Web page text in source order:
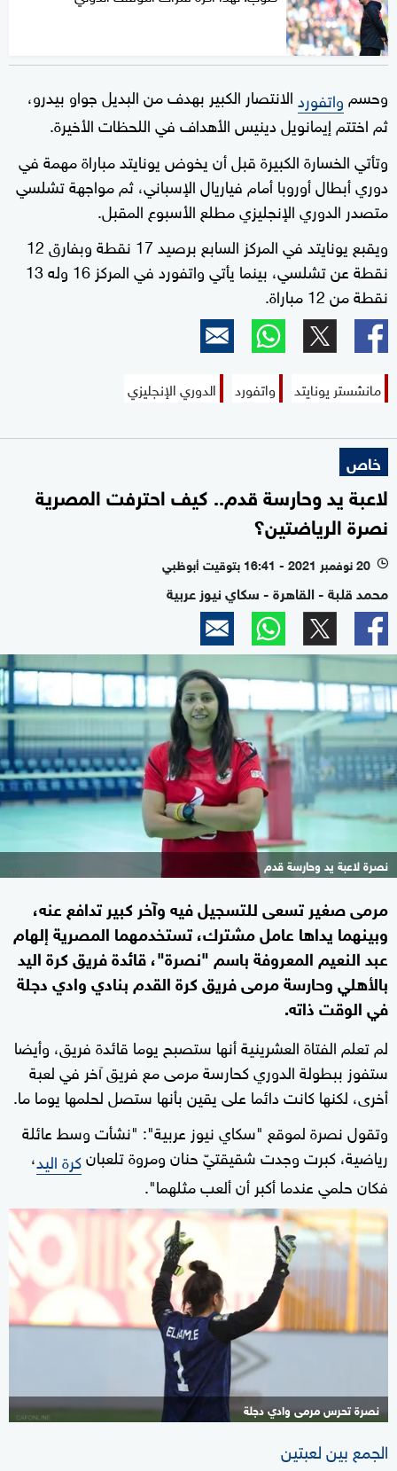
وحسم واتفوردالانتصار الكبير بهدف من البديل جواو بيدرو،
ثم اختتم إيمانويل دينيس الأهداف في اللحظات الأخيرة.
وتأتي الخسارة الكبيرة قبل أن يخوض يونايتد مباراة مهمة في
دوري أبطال أوروبا أمام فياريال الإسباني، ثم مواجهة تشلسي
متصدر الدوري الإنجليزي مطلع الأسبوع المقبل.
ويقبع يونايتد في المركز السابع برصيد 17 نقطة وبفارق 12
نقطة عن تشلسي، بينما يأتي واتفورد في المركز 16 وله 13
نقطة من 12 مباراة.
مانشستر يونايتد واتفورد الدوري الإنجليزي
خاص
لاعبة يد وحارسة قدم.. كيف احترفت المصرية
نصرة الرياضتين؟
l 20 نوفمبر 2021 - 16:41 بتوقيت أبوظبي
محمد قلبة - القاهرة - سكاي نيوز عربية
نصرة لاعبة يد وحارسة قدم
مرمى صغير تسعى للتسجيل فيه وآخر كبير تدافع عنه،
وبينهما يداها عامل مشترك، تستخدمهما المصرية إلهام
عبد النعيم المعروفة باسم "نصرة"، قائدة فريق كرة اليد
بالأهلي وحارسة مرمى فريق كرة القدم بنادي وادي دجلة
في الوقت ذاته.
لم تعلم الفتاة العشرينية أنها ستصبح يوما قائدة فريق، وأيضا
ستفوز ببطولة الدوري كحارسة مرمى مع فريق آخر في لعبة
أخرى، لكنها كانت دائما على يقين بأنها ستصل لحلمها يوما ما.
وتقول نصرة لموقع "سكاي نيوز عربية": "نشأت وسط عائلة
رياضية، كبرت وجدت شقيقتيّ حنان ومروة تلعبانكرة اليد،
فكان حلمي عندما أكبر أن ألعب مثلهما".
نصرة تحرس مرمى وادي دجلة
الجمع بين لعبتين